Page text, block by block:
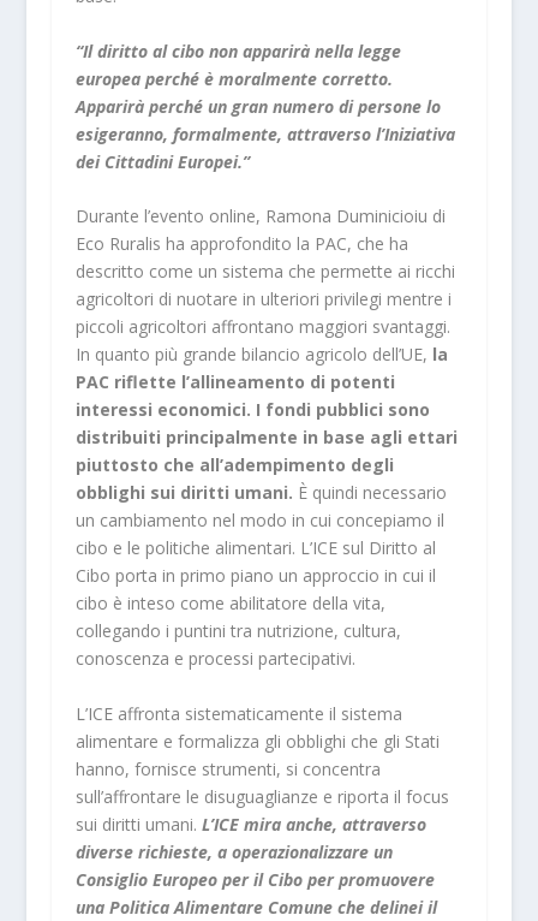
“Il diritto al cibo non apparirà nella legge
europea perché è moralmente corretto.
Apparirà perché un gran numero di persone lo
esigeranno, formalmente, attraverso l’Iniziativa
dei Cittadini Europei.”
Durante l’evento online, Ramona Duminicioiu di
Eco Ruralis ha approfondito la PAC, che ha
descritto come un sistema che permette ai ricchi
agricoltori di nuotare in ulteriori privilegi mentre i
piccoli agricoltori affrontano maggiori svantaggi.
In quanto più grande bilancio agricolo dell’UE, la
PAC riflette l’allineamento di potenti
interessi economici. I fondi pubblici sono
distribuiti principalmente in base agli ettari
piuttosto che all’adempimento degli
obblighi sui diritti umani. È quindi necessario
un cambiamento nel modo in cui concepiamo il
cibo e le politiche alimentari. L’ICE sul Diritto al
Cibo porta in primo piano un approccio in cui il
cibo è inteso come abilitatore della vita,
collegando i puntini tra nutrizione, cultura,
conoscenza e processi partecipativi.
L’ICE affronta sistematicamente il sistema
alimentare e formalizza gli obblighi che gli Stati
hanno, fornisce strumenti, si concentra
sull’affrontare le disuguaglianze e riporta il focus
sui diritti umani. L’ICE mira anche, attraverso
diverse richieste, a operazionalizzare un
Consiglio Europeo per il Cibo per promuovere
una Politica Alimentare Comune che delinei il